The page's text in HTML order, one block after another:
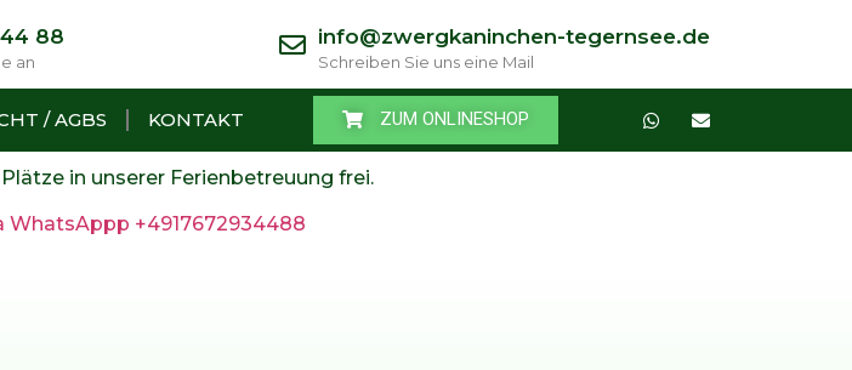
88​
an
info@zwergkaninchen-tegernsee.de
Schreiben Sie uns eine Mail
/ AGBS KONTAKT ZUM ONLINESHOP
in unserer Ferienbetreuung frei.
WhatsAppp +4917672934488